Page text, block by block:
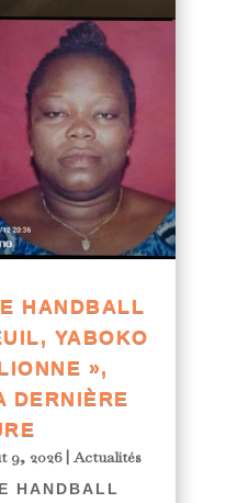
HANDBALL
YABOKO
»,
DERNIÈRE
9, 2026|Actualités
HANDBALL